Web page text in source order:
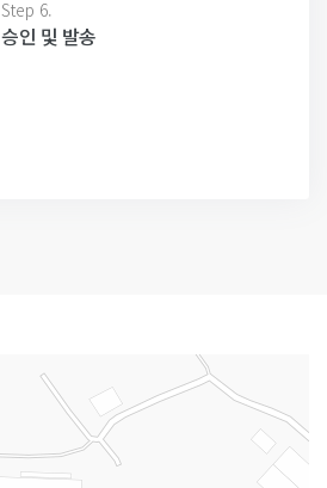
Step 6.
승인 및 발송